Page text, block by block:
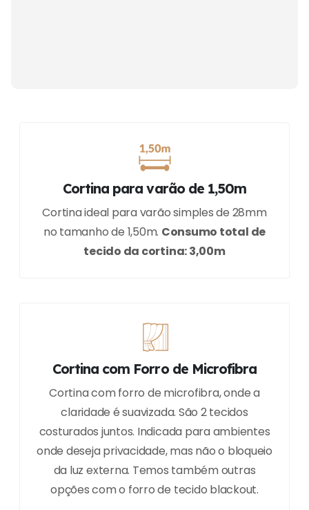
Cortina para varão de 1,50m
Cortina ideal para varão simples de 28mm
no tamanho de 1,50m. Consumo total de
tecido da cortina: 3,00m
Cortina com Forro de Microfibra
Cortina com forro de microfibra, onde a
claridade é suavizada. São 2 tecidos
costurados juntos. Indicada para ambientes
onde deseja privacidade, mas não o bloqueio
da luz externa. Temos também outras
opções com o forro de tecido blackout.